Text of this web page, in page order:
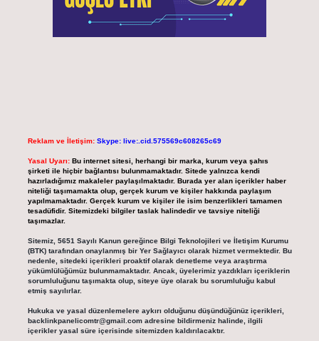
Reklam ve İletişim: Skype: live:.cid.575569c608265c69
Yasal Uyarı: Bu internet sitesi, herhangi bir marka, kurum veya şahıs
şirketi ile hiçbir bağlantısı bulunmamaktadır. Sitede yalnızca kendi
hazırladığımız makaleler paylaşılmaktadır. Burada yer alan içerikler haber
niteliği taşımamakta olup, gerçek kurum ve kişiler hakkında paylaşım
yapılmamaktadır. Gerçek kurum ve kişiler ile isim benzerlikleri tamamen
tesadüfidir. Sitemizdeki bilgiler taslak halindedir ve tavsiye niteliği
taşımazlar.
Sitemiz, 5651 Sayılı Kanun gereğince Bilgi Teknolojileri ve İletişim Kurumu
(BTK) tarafından onaylanmış bir Yer Sağlayıcı olarak hizmet vermektedir. Bu
nedenle, sitedeki içerikleri proaktif olarak denetleme veya araştırma
yükümlülüğümüz bulunmamaktadır. Ancak, üyelerimiz yazdıkları içeriklerin
sorumluluğunu taşımakta olup, siteye üye olarak bu sorumluluğu kabul
etmiş sayılırlar.
Hukuka ve yasal düzenlemelere aykırı olduğunu düşündüğünüz içerikleri,
backlinkpanelicomtr@gmail.comadresine bildirmeniz halinde, ilgili
içerikler yasal süre içerisinde sitemizden kaldırılacaktır.